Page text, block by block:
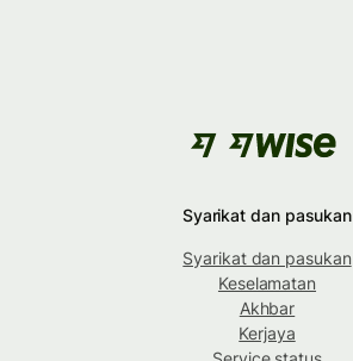
Syarikat dan pasukan
Syarikat dan pasukan
Keselamatan
Akhbar
Kerjaya